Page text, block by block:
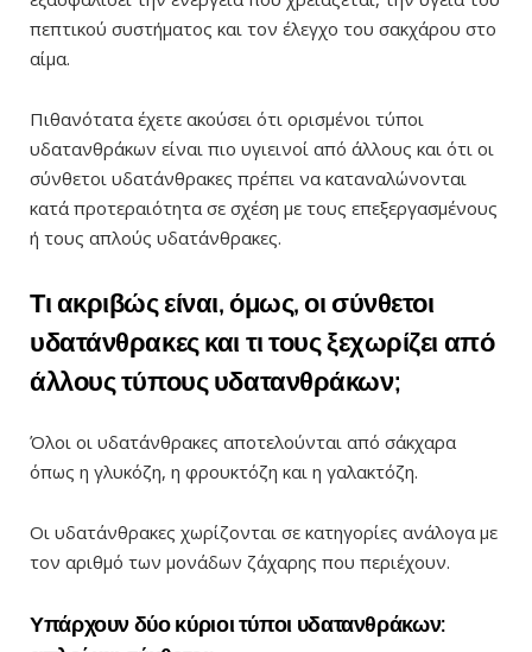
πεπτικού συστήματος και τον έλεγχο του σακχάρου στο
αίμα.
Πιθανότατα έχετε ακούσει ότι ορισμένοι τύποι
υδατανθράκων είναι πιο υγιεινοί από άλλους και ότι οι
σύνθετοι υδατάνθρακες πρέπει να καταναλώνονται
κατά προτεραιότητα σε σχέση με τους επεξεργασμένους
ή τους απλούς υδατάνθρακες.
Τι ακριβώς είναι, όμως, οι σύνθετοι
υδατάνθρακες και τι τους ξεχωρίζει από
άλλους τύπους υδατανθράκων;
Όλοι οι υδατάνθρακες αποτελούνται από σάκχαρα
όπως η γλυκόζη, η φρουκτόζη και η γαλακτόζη.
Οι υδατάνθρακες χωρίζονται σε κατηγορίες ανάλογα με
τον αριθμό των μονάδων ζάχαρης που περιέχουν.
Υπάρχουν δύο κύριοι τύποι υδατανθράκων: